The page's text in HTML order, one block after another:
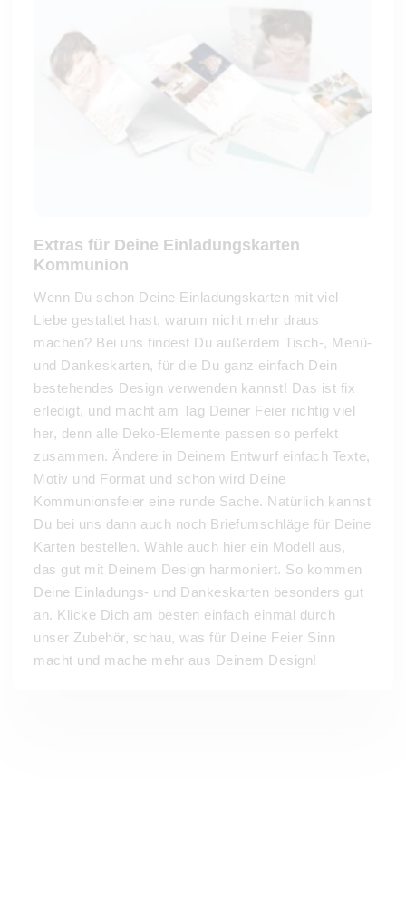
Extras für Deine Einladungskarten
Kommunion
Wenn Du schon Deine Einladungskarten mit viel
Liebe gestaltet hast, warum nicht mehr draus
machen? Bei uns findest Du außerdem Tisch-, Menü-
und Dankeskarten, für die Du ganz einfach Dein
bestehendes Design verwenden kannst! Das ist fix
erledigt, und macht am Tag Deiner Feier richtig viel
her, denn alle Deko-Elemente passen so perfekt
zusammen. Ändere in Deinem Entwurf einfach Texte,
Motiv und Format und schon wird Deine
Kommunionsfeier eine runde Sache. Natürlich kannst
Du bei uns dann auch noch Briefumschläge für Deine
Karten bestellen. Wähle auch hier ein Modell aus,
das gut mit Deinem Design harmoniert. So kommen
Deine Einladungs- und Dankeskarten besonders gut
an. Klicke Dich am besten einfach einmal durch
unser Zubehör, schau, was für Deine Feier Sinn
macht und mache mehr aus Deinem Design!